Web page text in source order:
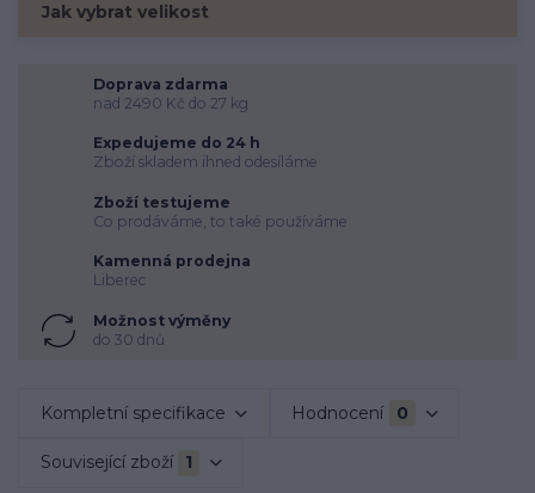
Jak vybrat velikost
Doprava zdarma
nad 2490 Kč do 27 kg
Expedujeme do 24 h
Zboží skladem ihned odesíláme
Zboží testujeme
Co prodáváme, to také používáme
Kamenná prodejna
Liberec
Možnost výměny
do 30 dnů
Kompletní specifikace Hodnocení 0
Související zboží 1